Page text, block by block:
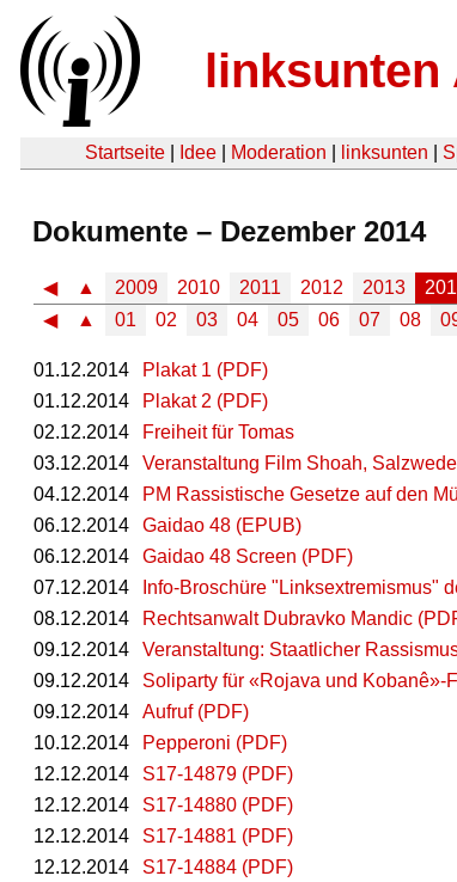
linksunten
Startseite Idee Moderation linksunten
Dokumente – Dezember 2014
◀ ▲ 2009 2010 2011 2012 2013
◀
▲ 01 02 03 04 05 06 07 08
01.12.2014
Plakat 1 (PDF)
01.12.2014
Plakat 2 (PDF)
02.12.2014
Freiheit für Tomas
03.12.2014
Veranstaltung Film Shoah,
04.12.2014
PM Rassistische Gesetze auf den
06.12.2014
Gaidao 48 (EPUB)
06.12.2014
Gaidao 48 Screen (PDF)
07.12.2014
Info-Broschüre "Linksextremismus"
08.12.2014
Rechtsanwalt Dubravko Mandic
09.12.2014
Veranstaltung: Staatlicher
09.12.2014
Soliparty für «Rojava und Kobanê»-
09.12.2014
Aufruf (PDF)
10.12.2014
Pepperoni (PDF)
12.12.2014
S17-14879 (PDF)
12.12.2014
S17-14880 (PDF)
12.12.2014
S17-14881 (PDF)
12.12.2014
S17-14884 (PDF)